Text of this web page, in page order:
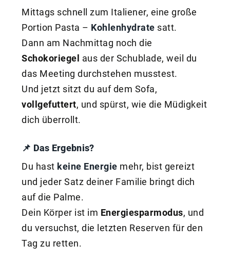
Mittags schnell zum Italiener, eine große
Portion Pasta – Kohlenhydrate satt.
Dann am Nachmittag noch die
Schokoriegel aus der Schublade, weil du
das Meeting durchstehen musstest.
Und jetzt sitzt du auf dem Sofa,
vollgefuttert, und spürst, wie die Müdigkeit
dich überrollt.
📌 Das Ergebnis?
Du hast keine Energie mehr, bist gereizt
und jeder Satz deiner Familie bringt dich
auf die Palme.
Dein Körper ist im Energiesparmodus, und
du versuchst, die letzten Reserven für den
Tag zu retten.